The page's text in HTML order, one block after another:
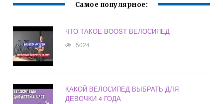
Самое популярное:
ЧТО ТАКОЕ BOOST ВЕЛОСИПЕД
5024
КАКОЙ ВЕЛОСИПЕД ВЫБРАТЬ ДЛЯ
ДЕВОЧКИ 4 ГОДА